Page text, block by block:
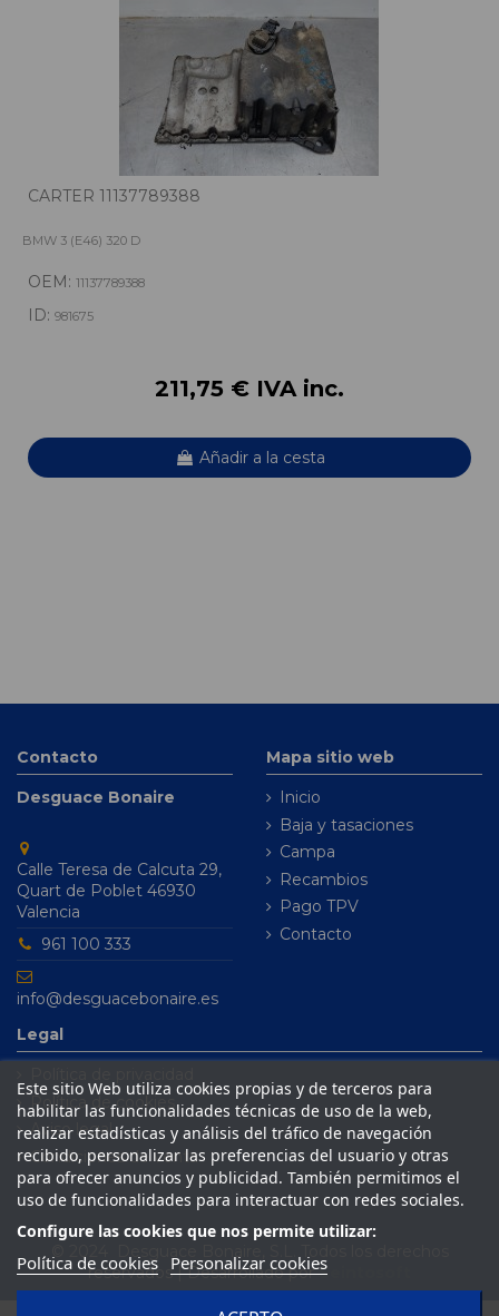
CARTER 11137789388
BMW 3 (E46) 320 D
OEM: 11137789388
ID: 981675
211,75 € IVA inc.
Añadir a la cesta
Contacto
Desguace Bonaire
Calle Teresa de Calcuta 29,
Quart de Poblet 46930
Valencia
961 100 333
info@desguacebonaire.es
Mapa sitio web
Inicio
Baja y tasaciones
Campa
Recambios
Pago TPV
Contacto
Legal
Política de cookies
Aviso legal
Condiciones de venta
Este sitio Web utiliza cookies propias y de terceros para
habilitar las funcionalidades técnicas de uso de la web,
realizar estadísticas y análisis del tráfico de navegación
recibido, personalizar las preferencias del usuario y otras
para ofrecer anuncios y publicidad. También permitimos el
uso de funcionalidades para interactuar con redes sociales.
Configure las cookies que nos permite utilizar:
Política de cookies Personalizar cookies
reservados | Desarrollado porSeintosoft